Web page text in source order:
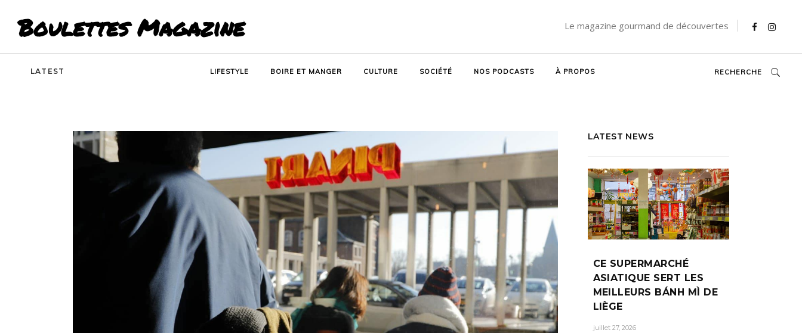
Boulettes Magazine Le magazine gourmand de découvertes
LATEST LIFESTYLE BOIRE ET MANGER CULTURE SOCIÉTÉ NOS PODCASTS À PROPOS RECHERCHE
LATEST NEWS
CE SUPERMARCHÉ
ASIATIQUE SERT LES
MEILLEURS BÁNH MÌ DE
LIÈGE
juillet 27, 2026